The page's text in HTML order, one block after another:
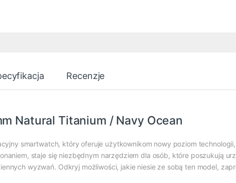
Recenzje
Natural Titanium / Navy Ocean
smartwatch, który oferuje użytkownikom nowy poziom
staje się niezbędnym narzędziem dla osób, które poszukują
wyzwań. Odkryj możliwości, jakie niesie ze sobą ten model,